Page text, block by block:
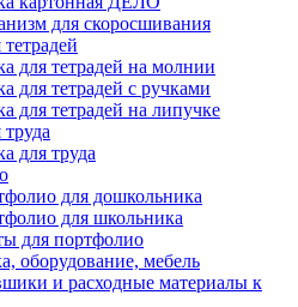
для скоросшивания
для тетрадей на молнии
для тетрадей с ручками
для тетрадей на липучке
для труда
для дошкольника
для школьника
для портфолио
оборудование, мебель
и расходные материалы к